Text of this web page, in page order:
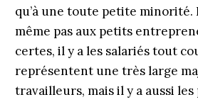
qu’à une toute petite
même pas aux petits
certes, il y a les salariés tout
représentent une très large
travailleurs, mais il y a aussi